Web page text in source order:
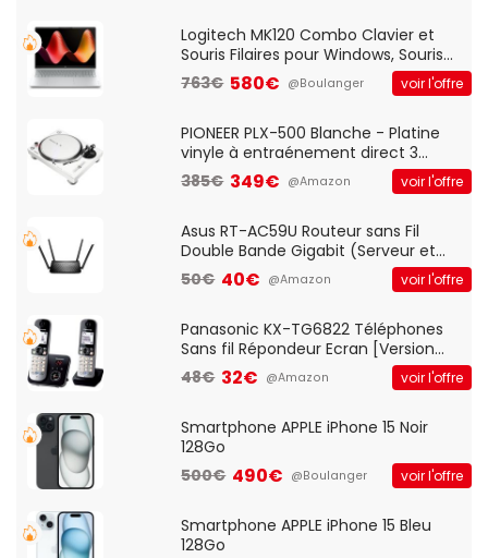
QWERTY UK - Noir
Logitech MK120 Combo Clavier et
Souris Filaires pour Windows, Souris
Optique Filaire, Connexion USB Plug
And Play, Confortable, Taille
QWERTY UK - Noir
763€ 580€ @Boulanger voir l'offre
PIONEER PLX-500 Blanche - Platine
vinyle à entraénement direct 3
vitesses (33-45-78 trs/min) avec
pre-ampli intégré et port USB
385€ 349€ @Amazon voir l'offre
Asus RT-AC59U Routeur sans Fil
Double Bande Gigabit (Serveur et
Client VPN, Triple Vlan, Mode Point
d'accès et Bridge, contrôle Parental,
50€ 40€ @Amazon voir l'offre
Panasonic KX-TG6822 Téléphones
Sans fil Répondeur Ecran [Version
Française]
48€ 32€ @Amazon voir l'offre
Smartphone APPLE iPhone 15 Noir
128Go
500€ 490€ @Boulanger voir l'offre
Smartphone APPLE iPhone 15 Bleu
128Go